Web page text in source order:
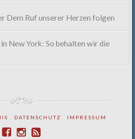
Dem Ruf unserer Herzen folgen
New York: So behalten wir die
DATENSCHUTZ IMPRESSUM